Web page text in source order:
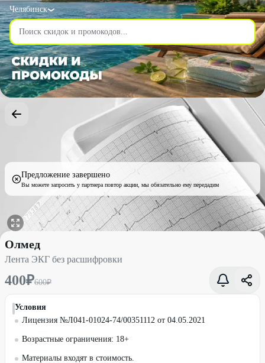
Челябинск
Предложение завершено
Вы можете запросить у партнера повтор акции, мы обязательно ему передадим
Лента ЭКГ без расшифровки со скидкой 33% - Олмед в
Олмед
Лента ЭКГ без расшифровки
400₽600₽
Условия
Лицензия №Л041-01024-74/00351112 от 04.05.2021
Возрастные ограничения: 18+
Материалы входят в стоимость.